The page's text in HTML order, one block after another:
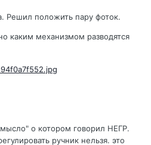
Решил положить пару фоток.
каким механизмом разводятся
о котором говорил НЕГР.
ручник нельзя. это